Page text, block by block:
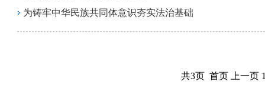
为铸牢中华民族共同体意识夯实法治基础
共3页 首页 上一页